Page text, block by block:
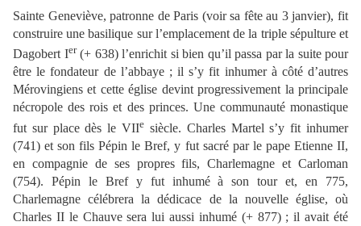
Sainte Geneviève, patronne de Paris (voir sa fête au 3 janvier), fit
construire une basilique sur l’emplacement de la triple sépulture et
Dagobert Ier(+ 638) l’enrichit si bien qu’il passa par la suite pour
être le fondateur de l’abbaye ; il s’y fit inhumer à côté d’autres
Mérovingiens et cette église devint progressivement la principale
nécropole des rois et des princes. Une communauté monastique
fut sur place dès le VIIe siècle. Charles Martel s’y fit inhumer
(741) et son fils Pépin le Bref, y fut sacré par le pape Etienne II,
en compagnie de ses propres fils, Charlemagne et Carloman
(754). Pépin le Bref y fut inhumé à son tour et, en 775,
Charlemagne célébrera la dédicace de la nouvelle église, où
Charles II le Chauve sera lui aussi inhumé (+ 877) ; il avait été